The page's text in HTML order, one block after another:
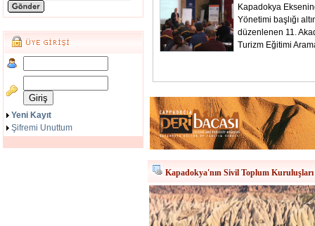
Yeni Kayıt
Şifremi Unuttum
Kapadokya
Yönetimi başlığı
düzenlenen 11.
Turizm Eğitimi
Kapadokya'nın Sivil Toplum Kuruluşları